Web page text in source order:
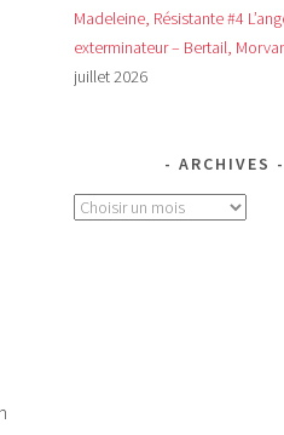
Madeleine, Résistante #4
exterminateur – Bertail,
juillet 2026
ARCHIVES
Archives